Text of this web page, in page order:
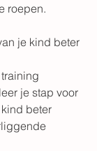
roepen.
je kind beter
je stap voor
beter